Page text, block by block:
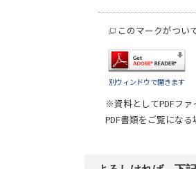
このマークがつい
別ウィンドウで開きます
※資料としてPDFファ
PDF書類をご覧になる